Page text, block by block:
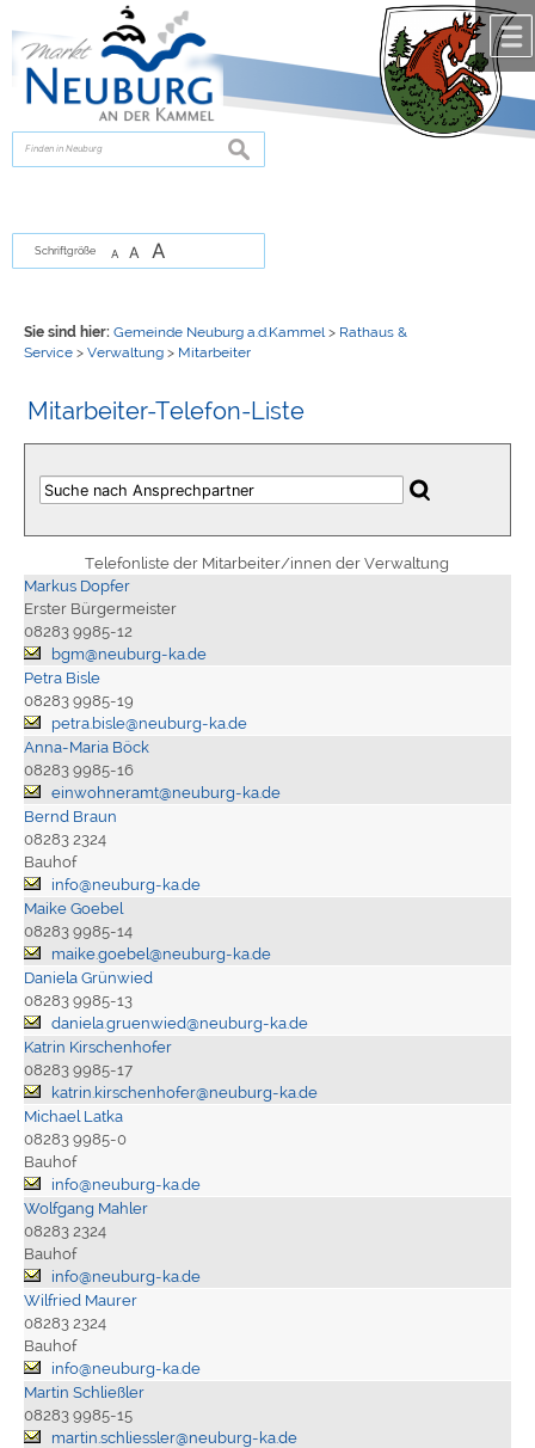
zur Navigationoder
springen.
suchen
Schriftgröße A A A
Sie sind hier: Gemeinde Neuburg a.d.Kammel > Rathaus &
Service> Verwaltung> Mitarbeiter
Mitarbeiter-Telefon-Liste
Telefonliste der Mitarbeiter/innen der Verwaltung
Markus Dopfer
Erster Bürgermeister
08283 9985-12
bgm@neuburg-ka.de
Petra Bisle
08283 9985-19
petra.bisle@neuburg-ka.de
Anna-Maria Böck
08283 9985-16
einwohneramt@neuburg-ka.de
Bernd Braun
08283 2324
Bauhof
info@neuburg-ka.de
Maike Goebel
08283 9985-14
maike.goebel@neuburg-ka.de
Daniela Grünwied
08283 9985-13
daniela.gruenwied@neuburg-ka.de
Katrin Kirschenhofer
08283 9985-17
katrin.kirschenhofer@neuburg-ka.de
Michael Latka
08283 9985-0
Bauhof
info@neuburg-ka.de
Wolfgang Mahler
08283 2324
Bauhof
info@neuburg-ka.de
Wilfried Maurer
08283 2324
Bauhof
info@neuburg-ka.de
Martin Schließler
08283 9985-15
martin.schliessler@neuburg-ka.de